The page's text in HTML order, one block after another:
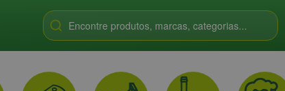
Encontre produtos, marcas, categorias...